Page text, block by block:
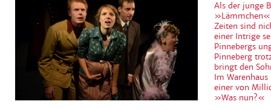
Als der junge
»Lämmchen«
Zeiten sind
einer Intrige
Pinnebergs
Pinneberg
bringt den
Im
einer von
»Was nun?«